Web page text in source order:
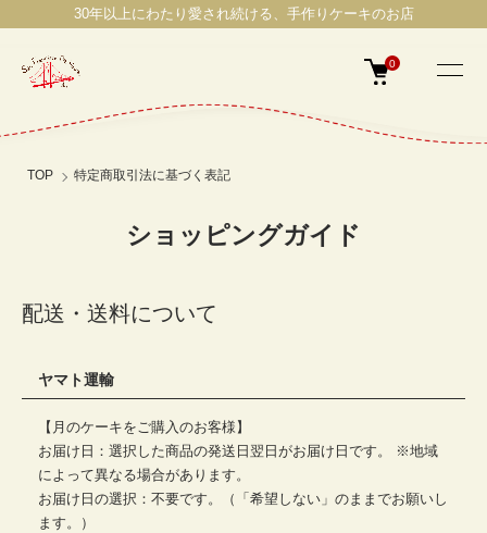
30年以上にわたり愛され続ける、手作りケーキのお店
0
TOP 特定商取引法に基づく表記
ショッピングガイド
配送・送料について
ヤマト運輸
【月のケーキをご購入のお客様】
お届け日：選択した商品の発送日翌日がお届け日です。 ※地域
によって異なる場合があります。
お届け日の選択：不要です。（「希望しない」のままでお願いし
ます。）